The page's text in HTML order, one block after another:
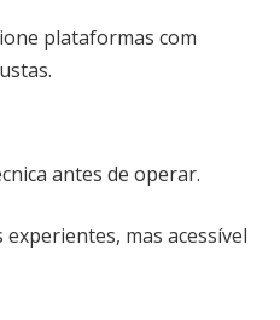
plataformas com
antes de operar.
mas acessível